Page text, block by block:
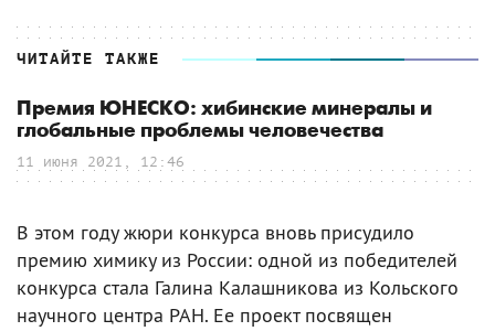
ЧИТАЙТЕ ТАКЖЕ
Премия ЮНЕСКО: хибинские минералы и
глобальные проблемы человечества
11 июня 2021, 12:46
В этом году жюри конкурса вновь присудило
премию химику из России: одной из победителей
конкурса стала Галина Калашникова из Кольского
научного центра РАН. Ее проект посвящен